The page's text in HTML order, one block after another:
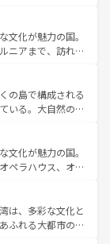
ではのユニークな
町歩きも満喫する
価も高いが、旅行
なお、新
照してほしい。
文化が魅力の国。
ニアまで、訪れる
グ、エンターテイ
。一方、アメリカ
ニオンやイエロー
が融合した独特の
で異なる魅力を楽
感じることができ
。
の島で構成される
いる。大自然の神
地といえばオアフ
島やカウアイ島が
をはじめ、豊かな
てくれるハワイの
アンミュージッ
ハワイの魅力を彩
文化が魅力の国。
ペラハウス、オー
ル（エアーズロッ
ンズの熱帯雨林な
やワイン、オージ
は、多彩な文化と
ふれる大都市の台